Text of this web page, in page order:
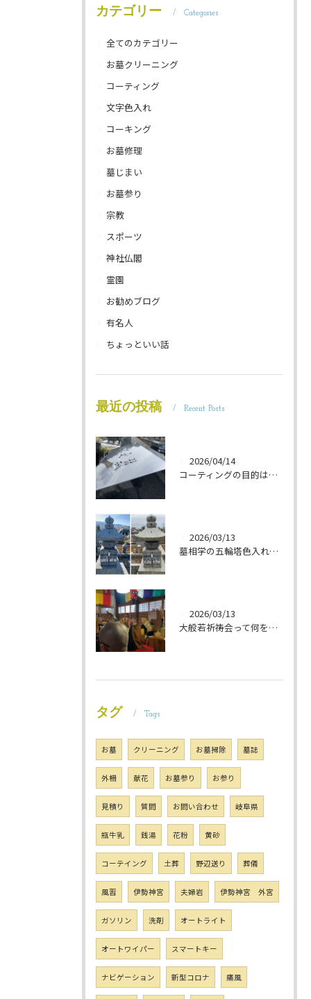
カテゴリー Categories
全てのカテゴリー
お墓クリーニング
コーティング
文字色入れ
コーキング
お墓修理
墓じまい
お墓参り
宗教
スポーツ
神社仏閣
霊園
お勧めブログ
有名人
ちょっといい話
最近の投稿 Recent Posts
2026/04/14
コーティングの目的は 墓石を保護することです 岐阜のお墓掃除屋「磨き専隊」です
2026/03/13
墓相学の五輪塔色入れ 岐阜のお墓掃除屋「磨き専隊」です
2026/03/13
大般若祈祷会って何をするの？ 岐阜のお墓掃除屋「磨き専隊」です
タグ Tags
お墓 クリーニング お墓掃除 墓誌
外柵 献花 お墓参り お参り
見積り 質問 お問い合わせ 岐阜県
瓶牛乳 銭湯 花粉 黄砂
コーテイング 土葬 野辺送り 葬儀
風習 伊勢神宮 夫婦岩 伊勢神宮 外宮
ガソリン 洗剤 オートライト
オートワイパー スマートキー
ナビゲーション 新型コロナ 痛風